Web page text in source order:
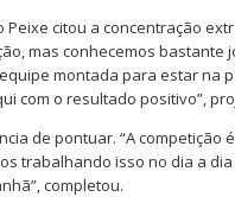
citou a concentração
mas conhecemos bastante
montada para estar na
com o resultado positivo”,
de pontuar. “A competição
trabalhando isso no dia a
completou.